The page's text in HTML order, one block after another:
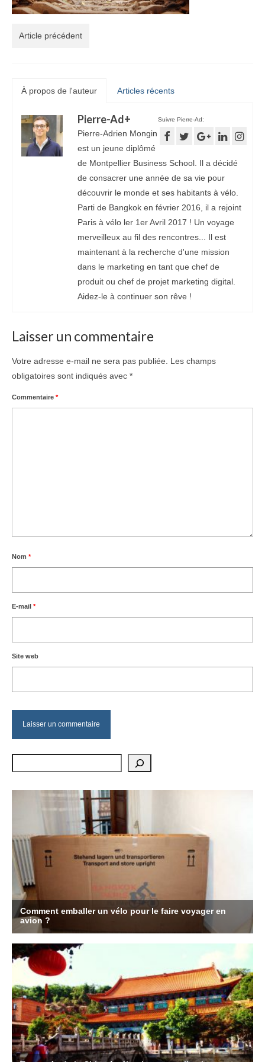
Article précédent
À propos de l'auteur Articles récents
Suivre Pierre-Ad:
Pierre-Ad+
Pierre-Adrien Mongin
est un jeune diplômé
de Montpellier Business School. Il a décidé
de consacrer une année de sa vie pour
découvrir le monde et ses habitants à vélo.
Parti de Bangkok en février 2016, il a rejoint
Paris à vélo ler 1er Avril 2017 ! Un voyage
merveilleux au fil des rencontres... Il est
maintenant à la recherche d'une mission
dans le marketing en tant que chef de
produit ou chef de projet marketing digital.
Aidez-le à continuer son rêve !
Laisser un commentaire
Votre adresse e-mail ne sera pas publiée.
Les champs
obligatoires sont indiqués avec *
Commentaire *
Nom *
E-mail *
Site web